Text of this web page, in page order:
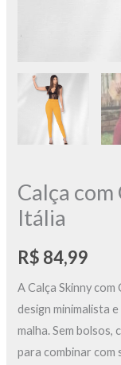
Calça
Itália
R$ 84,99
A Calça Skinny
design minimalista
malha. Sem
para combinar com